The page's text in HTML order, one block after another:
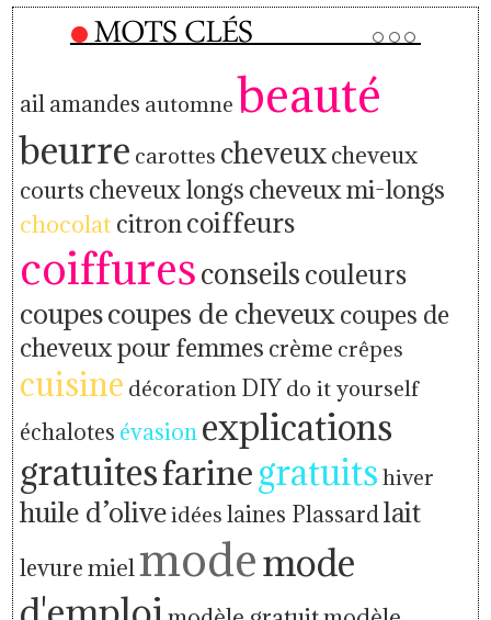
ailamandes automne beauté
beurre carottes cheveuxcheveux
courts cheveux longs cheveux mi-longs
chocolat citroncoiffeurs
coiffuresconseilscouleurs
coupescoupes de cheveuxcoupes de
cheveux pour femmes crème crêpes
cuisine décoration DIY do it yourself
échalotes évasionexplications
gratuitesfarinegratuits hiver
huile d’oliveidées laines Plassardlait
levuremielmodemode